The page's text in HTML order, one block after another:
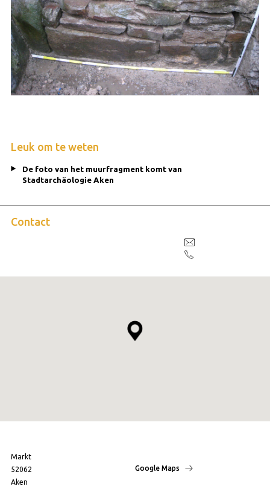
Leuk om te weten
De foto van het muurfragment komt van
Stadtarchäologie Aken
Contact
Markt
52062
Aken
Google Maps